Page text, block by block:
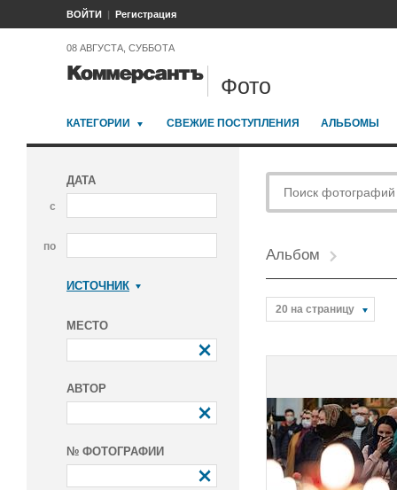
ВОЙТИ Регистрация
08 АВГУСТА, СУББОТА
Фото
КАТЕГОРИИ СВЕЖИЕ ПОСТУПЛЕНИЯ АЛЬБОМЫ
ДАТА
с
по
ИСТОЧНИК
МЕСТО
АВТОР
№ ФОТОГРАФИИ
Альбом
20 на страницу